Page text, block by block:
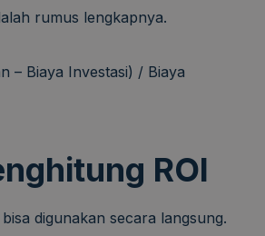
rumus lengkapnya.
– Biaya Investasi) / Biaya
ROI
digunakan secara langsung.